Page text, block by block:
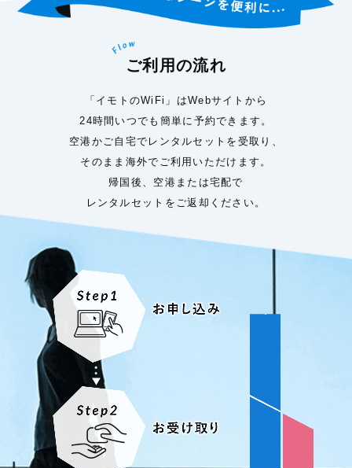
ご利用の流れ
「イモトのWiFi」はWebサイトから
24時間いつでも簡単に予約できます。
空港かご自宅でレンタルセットを受取り、
そのまま海外でご利用いただけます。
帰国後、空港または宅配で
レンタルセットをご返却ください。